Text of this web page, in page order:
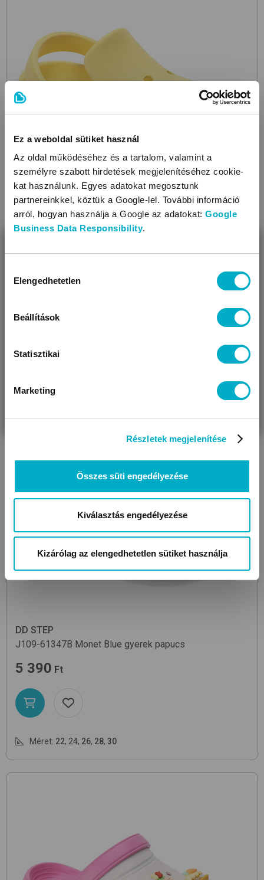
Ez a weboldal sütiket használ
Az oldal működéséhez és a tartalom, valamint a
személyre szabott hirdetések megjelenítéséhez cookie-
kat használunk. Egyes adatokat megosztunk
partnereinkkel, köztük a Google-lel. További információ
arról, hogyan használja a Google az adatokat: Google
Business Data Responsibility.
kiválasztása
Elengedhetetlen
Beállítások
Statisztikai
Marketing
Részletek megjelenítése
Összes süti engedélyezése
Kiválasztás engedélyezése
Kizárólag az elengedhetetlen sütiket használja
DD STEP
DD STEP
J109-61347B Monet Blue gyerek papucs
5 390 Ft
Méret: 22, 24, 26, 28, 30
Úgy látjuk, most jársz nálunk először!
VÁRANDÓS
AJÁNDÉKOT